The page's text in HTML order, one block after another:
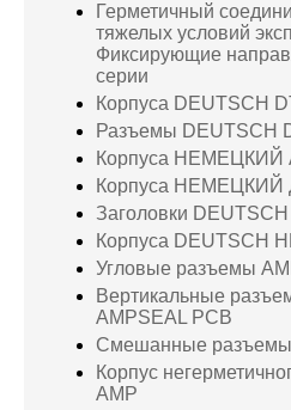
Герметичный
тяжелых условий
Фиксирующие
серии
Корпуса DEUTSCH
Разъемы DEUTSCH
Корпуса НЕМЕЦКИЙ
Корпуса НЕМЕЦКИЙ
Заголовки
Корпуса DEUTSCH
Угловые разъемы
Вертикальные
AMPSEAL PCB
Смешанные
Корпус
AMP